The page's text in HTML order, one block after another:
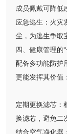
成员佩戴可降低
应急逃生：火灾
尘，为逃生争取
四、健康管理的
配备多功能防护
更能发挥其价值：
定期更换滤芯：
换滤芯，避免二
结合空气净化器